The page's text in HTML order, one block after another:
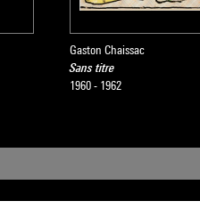
Gaston Chaissac
Sans titre
1960 - 1962